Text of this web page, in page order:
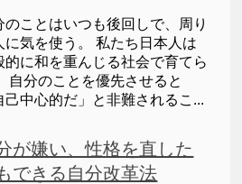
のことはいつも後回しで、周り
に気を使う。 私たち日本人は
的に和を重んじる社会で育てら
自分のことを優先させると
己中心的だ」と非難されるこ...
が嫌い、性格を直した
できる自分改革法